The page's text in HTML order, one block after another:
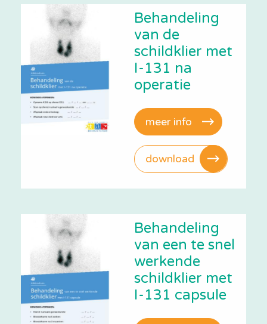
Behandeling
van de
schildklier met
I-131 na
operatie
meer info
download
Behandeling
van een te snel
werkende
schildklier met
I-131 capsule